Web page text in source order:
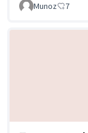
Munoz 7